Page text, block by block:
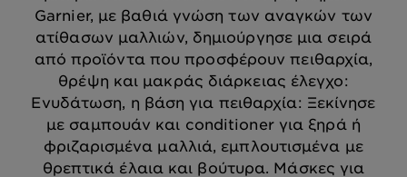
Garnier, με βαθιά γνώση των αναγκών των
ατίθασων μαλλιών, δημιούργησε μια σειρά
από προϊόντα που προσφέρουν πειθαρχία,
θρέψη και μακράς διάρκειας έλεγχο:
Ενυδάτωση, η βάση για πειθαρχία: Ξεκίνησε
με σαμπουάν και conditioner για ξηρά ή
φριζαρισμένα μαλλιά, εμπλουτισμένα με
θρεπτικά έλαια και βούτυρα. Μάσκες για